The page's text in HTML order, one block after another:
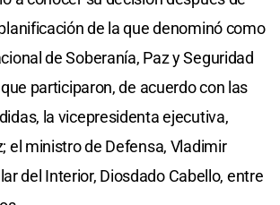
de la que denominó como
de Soberanía, Paz y Seguridad
participaron, de acuerdo con las
la vicepresidenta ejecutiva,
el ministro de Defensa, Vladimir
del Interior, Diosdado Cabello, entre